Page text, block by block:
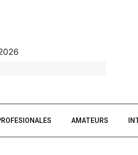
AMATEURS